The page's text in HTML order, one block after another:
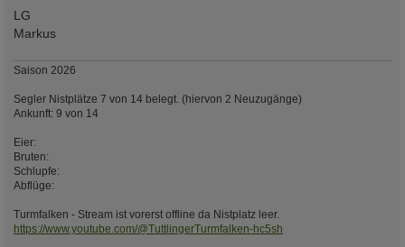
LG
Markus
Saison 2026
Segler Nistplätze 7 von 14 belegt. (hiervon 2 Neuzugänge)
Ankunft: 9 von 14
Eier:
Bruten:
Schlupfe:
Abflüge:
Turmfalken - Stream ist vorerst offline da Nistplatz leer.
https://www.youtube.com/@TuttlingerTurmfalken-hc5sh